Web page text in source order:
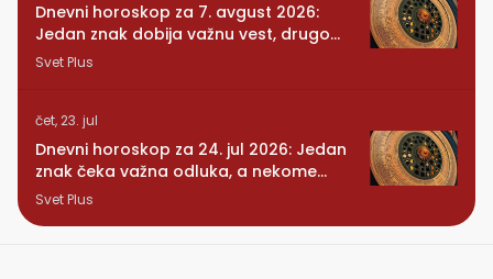
Dnevni horoskop za 7. avgust 2026:
Jedan znak dobija važnu vest, drugom
se vraća osoba iz prošlosti
Svet Plus
čet, 23. jul
Dnevni horoskop za 24. jul 2026: Jedan
znak čeka važna odluka, a nekome
stiže iznenađenje
Svet Plus